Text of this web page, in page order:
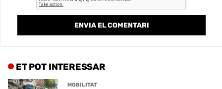
ET POT INTERESSAR
MOBILITAT